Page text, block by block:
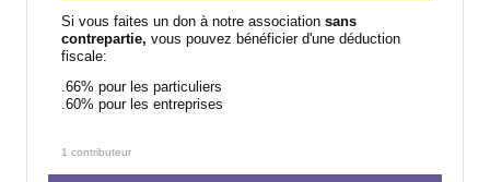
Si vous faites un don à notre associationsans
contrepartie, vous pouvez bénéficier d'une déduction
fiscale:
.66% pour les particuliers
.60% pour les entreprises
1 contributeur